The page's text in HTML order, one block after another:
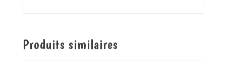
Produits similaires